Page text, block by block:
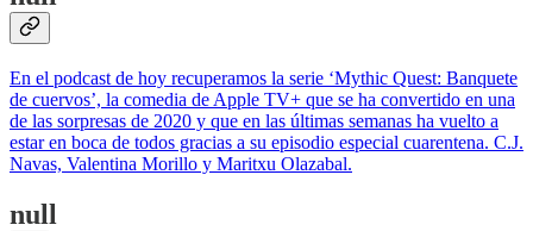
En el podcast de hoy recuperamos la serie ‘Mythic Quest: Banquete
de cuervos’, la comedia de Apple TV+ que se ha convertido en una
de las sorpresas de 2020 y que en las últimas semanas ha vuelto a
estar en boca de todos gracias a su episodio especial cuarentena. C.J.
Navas, Valentina Morillo y Maritxu Olazabal.
null